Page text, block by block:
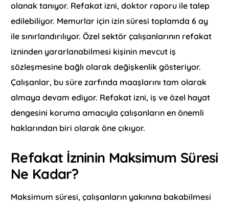
olanak tanıyor. Refakat izni, doktor raporu ile talep
edilebiliyor. Memurlar için izin süresi toplamda 6 ay
ile sınırlandırılıyor. Özel sektör çalışanlarının refakat
izninden yararlanabilmesi kişinin mevcut iş
sözleşmesine bağlı olarak değişkenlik gösteriyor.
Çalışanlar, bu süre zarfında maaşlarını tam olarak
almaya devam ediyor. Refakat izni, iş ve özel hayat
dengesini koruma amacıyla çalışanların en önemli
haklarından biri olarak öne çıkıyor.
Refakat İzninin Maksimum Süresi
Ne Kadar?
Maksimum süresi, çalışanların yakınına bakabilmesi